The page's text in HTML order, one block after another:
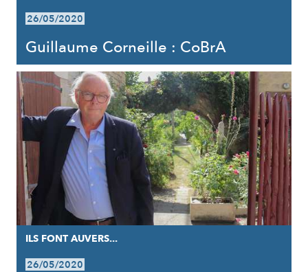
26/05/2020
Guillaume Corneille : CoBrA
ILS FONT AUVERS...
26/05/2020